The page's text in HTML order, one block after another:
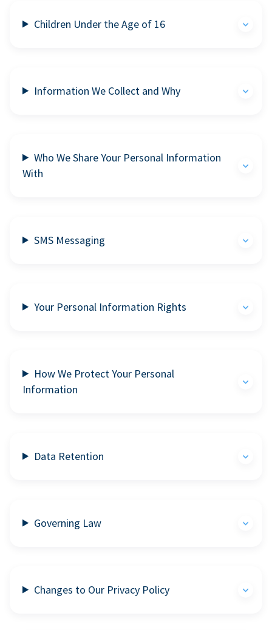
Children Under the Age of 16
Information We Collect and Why
Who We Share Your Personal Information
With
SMS Messaging
Your Personal Information Rights
How We Protect Your Personal
Information
Data Retention
Governing Law
Changes to Our Privacy Policy